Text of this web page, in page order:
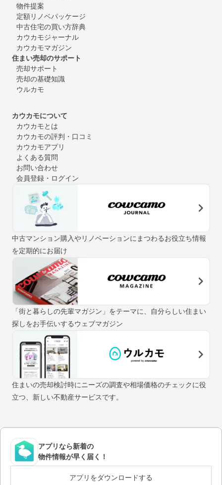
物件提案
定額リノベパッケージ
中古住宅の買い方辞典
カウカモジャーナル
カウカモマガジン
住まい売却のサポート
売却サポート
売却の基礎知識
ウルカモ
カウカモについて
カウカモとは
カウカモの評判・口コミ
カウカモアプリ
よくある質問
お問い合わせ
会員登録・ログイン
中古マンション購入やリノベーションにまつわるお役立ち情報
を定期的にお届け
「街と暮らしの先輩マガジン」をテーマに、自分らしい住まい
探しをお手伝いするウェブマガジン
住まいの売却検討時にニーズの調査や相場価格のチェックに役
立つ、新しい不動産サービスです。
アプリなら新着の
物件情報が早く届く！
アプリをダウンロードする